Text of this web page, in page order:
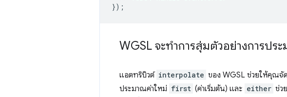
});
WGSL จะทำการสุ่มตัวอย่างการปร
แอตทริบิวต์ interpolate ของ WGSL ช่วยให้คุณจั
ประมาณค่าใหม่ first (ค่าเริ่มต้น) และ either ช่ว